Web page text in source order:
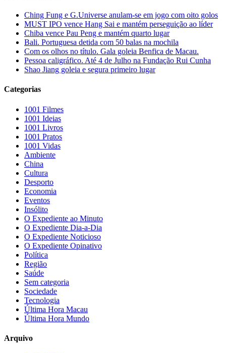
Ching Fung e G.Universe anulam-se em jogo com oito golos
MUST IPO vence Hang Sai e mantém perseguição ao líder
Chiba vence Pau Peng e mantém quarto lugar
Bali. Portuguesa detida com 50 balas na mochila
Com os olhos no título. Gala goleia Benfica de Macau.
Pessoa caligráfico. Até 4 de Julho na Fundação Rui Cunha
Shao Jiang goleia e segura primeiro lugar
Categorias
1001 Filmes
1001 Ideias
1001 Livros
1001 Pratos
1001 Vidas
Ambiente
China
Cultura
Desporto
Economia
Eventos
Insólito
O Expediente ao Minuto
O Expediente Dia-a-Dia
O Expediente Noticioso
O Expediente Opinativo
Política
Região
Saúde
Sem categoria
Sociedade
Tecnologia
Última Hora Macau
Última Hora Mundo
Arquivo